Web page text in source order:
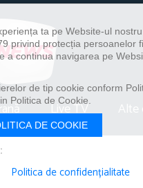
Live TV
ta pe Website-ul
privind protecția persoanelor
continua navigarea pe
de tip cookie conform
Politica de Cookie.
DE COOKIE
Politica de confidențialitate